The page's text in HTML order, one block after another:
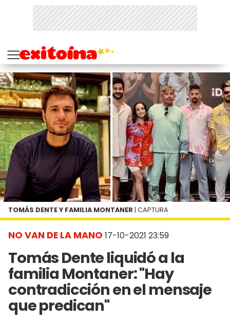
NO VAN DE LA MANO 17-10-2021 23:59
Tomás Dente liquidó a la
familia Montaner: "Hay
contradicción en el mensaje
que predican"
TOMÁS DENTE Y FAMILIA MONTANER | CAPTURA